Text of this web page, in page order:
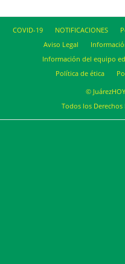
COVID-19 NOTIFICACIONES
Aviso Legal
Información del equipo
Política de ética
©
Todos los Derechos